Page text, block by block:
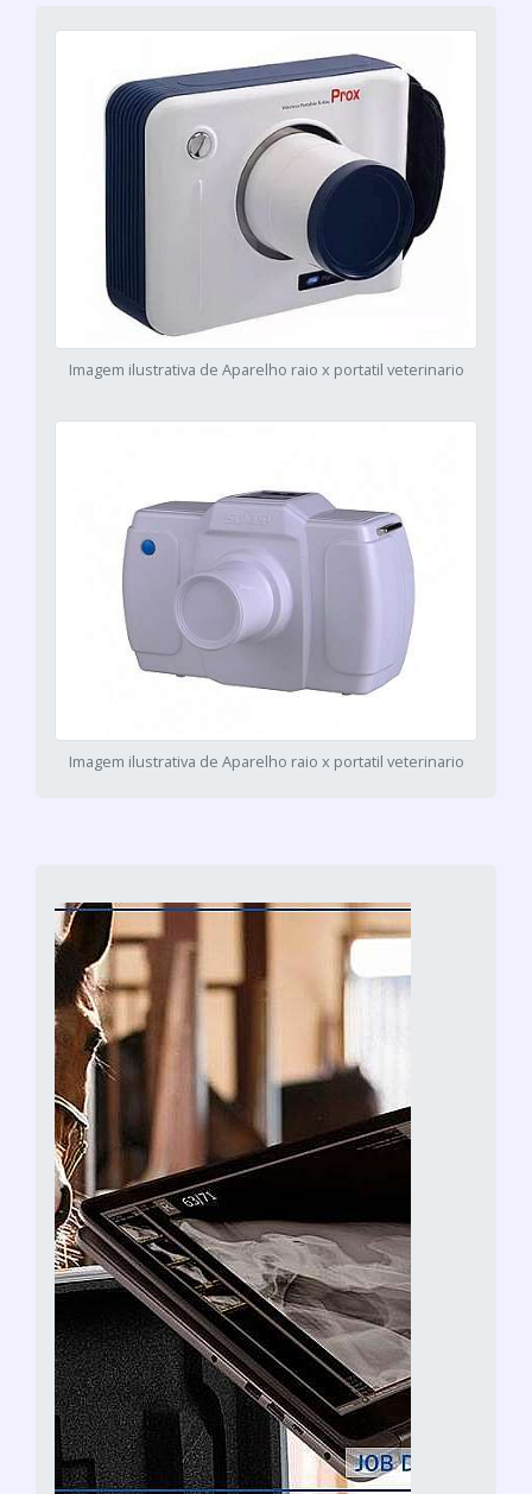
Imagem ilustrativa de Aparelho raio x portatil veterinario
Imagem ilustrativa de Aparelho raio x portatil veterinario